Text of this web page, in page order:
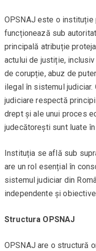
OPSNAJ este o instituție
funcționează sub
principală atribuție
actului de justiție,
de corupție, abuz de
ilegal în sistemul
judiciare respectă
drept și ale unui proces
judecătorești sunt luate
Instituția se află sub
are un rol esențial în
sistemul judiciar din
independente și
Structura OPSNAJ
OPSNAJ are o structură